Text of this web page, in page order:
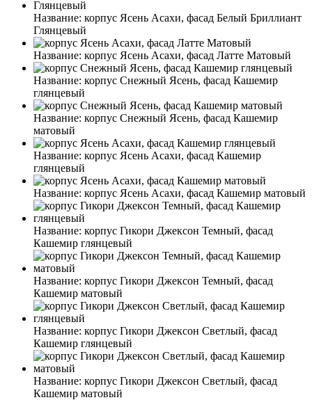
Название: корпус Ясень Асахи, фасад Белый Бриллиант
Глянцевый
Название: корпус Ясень Асахи, фасад Латте Матовый
Название: корпус Снежный Ясень, фасад Кашемир
глянцевый
Название: корпус Снежный Ясень, фасад Кашемир
матовый
Название: корпус Ясень Асахи, фасад Кашемир
глянцевый
Название: корпус Ясень Асахи, фасад Кашемир матовый
Название: корпус Гикори Джексон Темный, фасад
Кашемир глянцевый
Название: корпус Гикори Джексон Темный, фасад
Кашемир матовый
Название: корпус Гикори Джексон Светлый, фасад
Кашемир глянцевый
Название: корпус Гикори Джексон Светлый, фасад
Кашемир матовый